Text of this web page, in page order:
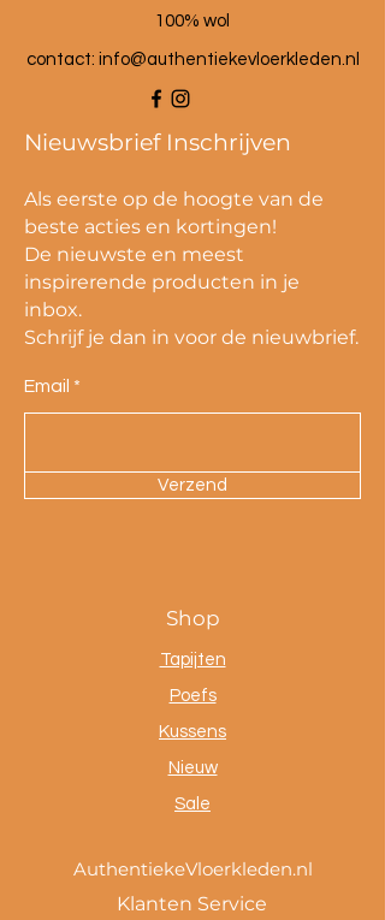
100% wol
contact: info@authentiekevloerkleden.nl
Nieuwsbrief Inschrijven
Als eerste op de hoogte van de
beste acties en kortingen!
De nieuwste en meest
inspirerende producten in je
inbox.
Schrijf je dan in voor de nieuwbrief.
Email
Verzend
Shop
Tapijten
Poefs
Kussens
Nieuw
Sale
AuthentiekeVloerkleden.nl
Klanten Service